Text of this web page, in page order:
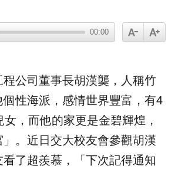
00:00
程公司董事長胡漢龑 ，人稱竹
個性海派，感情世界豐富，有4
，而他的家更是金碧輝煌，
。近日 交大校友會參觀胡漢
了超羨慕，「下次記得通知